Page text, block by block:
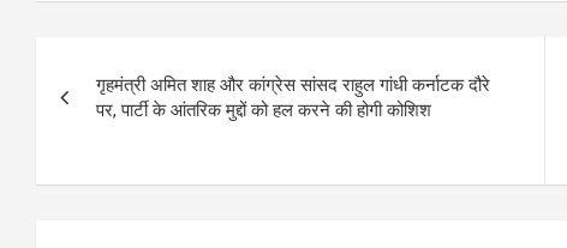
navigation
गृहमंत्री अमित शाह और कांग्रेस सांसद राहुल गांधी कर्नाटक दौरे
पर, पार्टी के आंतरिक मुद्दों को हल करने की होगी कोशिश